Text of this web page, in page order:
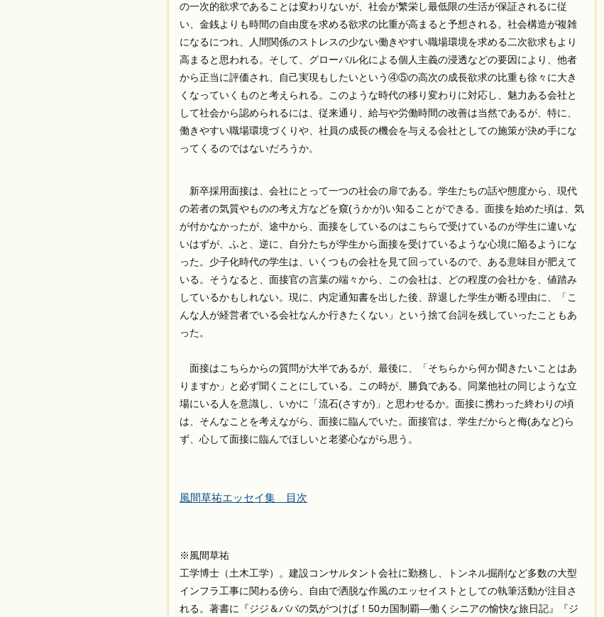
の一次的欲求であることは変わりないが、社会が繁栄し最低限の生活が保証されるに従
い、金銭よりも時間の自由度を求める欲求の比重が高まると予想される。社会構造が複雑
になるにつれ、人間関係のストレスの少ない働きやすい職場環境を求める二次欲求もより
高まると思われる。そして、グローバル化による個人主義の浸透などの要因により、他者
から正当に評価され、自己実現もしたいという④⑤の高次の成長欲求の比重も徐々に大き
くなっていくものと考えられる。このような時代の移り変わりに対応し、魅力ある会社と
して社会から認められるには、従来通り、給与や労働時間の改善は当然であるが、特に、
働きやすい職場環境づくりや、社員の成長の機会を与える会社としての施策が決め手にな
ってくるのではないだろうか。
新卒採用面接は、会社にとって一つの社会の扉である。学生たちの話や態度から、現代
の若者の気質やものの考え方などを窺(うかが)い知ることができる。面接を始めた頃は、気
が付かなかったが、途中から、面接をしているのはこちらで受けているのが学生に違いな
いはずが、ふと、逆に、自分たちが学生から面接を受けているような心境に陥るようにな
った。少子化時代の学生は、いくつもの会社を見て回っているので、ある意味目が肥えて
いる。そうなると、面接官の言葉の端々から、この会社は、どの程度の会社かを、値踏み
しているかもしれない。現に、内定通知書を出した後、辞退した学生が断る理由に、「こ
んな人が経営者でいる会社なんか行きたくない」という捨て台詞を残していったこともあ
った。
面接はこちらからの質問が大半であるが、最後に、「そちらから何か聞きたいことはあ
りますか」と必ず聞くことにしている。この時が、勝負である。同業他社の同じような立
場にいる人を意識し、いかに「流石(さすが)」と思わせるか。面接に携わった終わりの頃
は、そんなことを考えながら、面接に臨んでいた。面接官は、学生だからと侮(あなど)ら
ず、心して面接に臨んでほしいと老婆心ながら思う。
風間草祐エッセイ集 目次
※風間草祐
工学博士（土木工学）。建設コンサルタント会社に勤務し、トンネル掘削など多数の大型
インフラ工事に関わる傍ら、自由で洒脱な作風のエッセイストとしての執筆活動が注目さ
れる。著書に『ジジ＆ババの気がつけば！50カ国制覇—働くシニアの愉快な旅日記』『ジ